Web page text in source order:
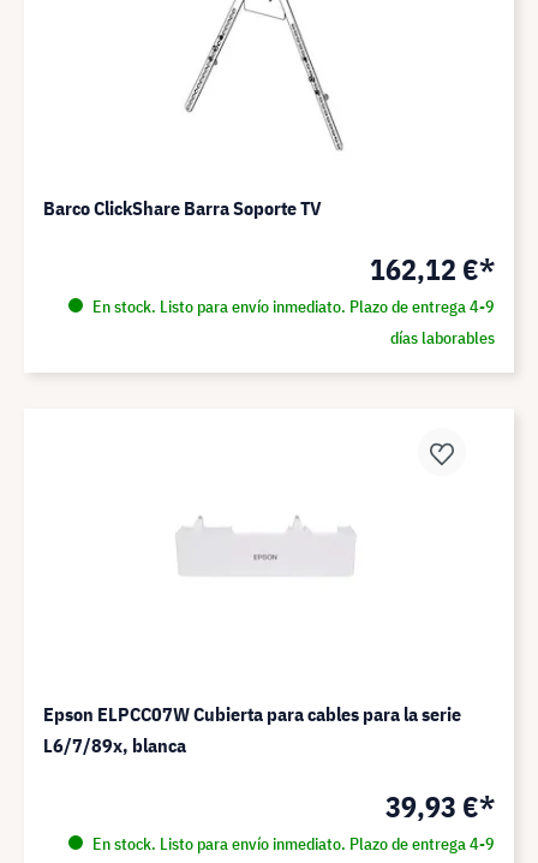
Barco ClickShare Barra Soporte TV
162,12 €*
En stock. Listo para envío inmediato. Plazo de entrega 4-9
días laborables
Epson ELPCC07W Cubierta para cables para la serie
L6/7/89x, blanca
39,93 €*
En stock. Listo para envío inmediato. Plazo de entrega 4-9